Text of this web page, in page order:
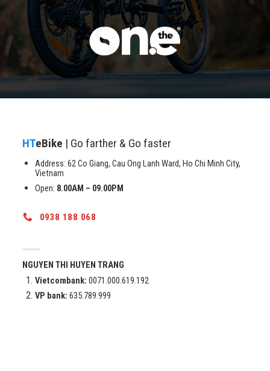
HTeBike | Go farther & Go faster
Address: 62 Co Giang, Cau Ong Lanh Ward, Ho Chi Minh City,
Vietnam
Open: 8.00AM – 09.00PM
0938 188 068
NGUYEN THI HUYEN TRANG
Vietcombank: 0071.000.619.192
VP bank: 635.789.999